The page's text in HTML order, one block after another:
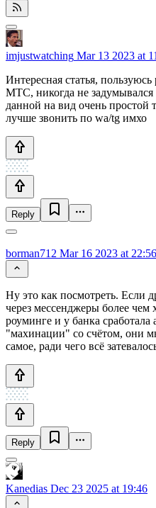
imjustwatching Mar 13 2023 at
Интересная статья,
МТС, никогда не
данной на вид очень простой
лучше звонить по wa/tg имхо
Reply
borman712 Mar 16 2023 at 22:56
Ну это как посмотреть. Если
через мессенджеры более чем
роуминге и у банка
"махинации" со счётом, они
самое, ради чего всё
Reply
Kanedias Dec 23 2025 at 19:46